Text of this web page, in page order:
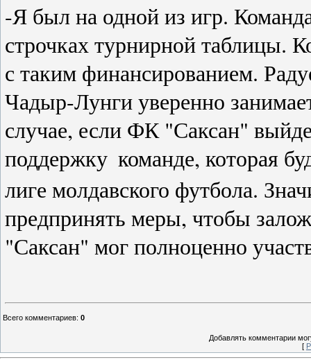
-Я был на одной из игр.
строчках турнирной таблицы.
с таким финансированием.
Чадыр-Лунги уверенно
случае, если ФК "Саксан"
поддержку команде, которая
лиге молдавского футбола.
предпринять меры, чтобы
"Саксан" мог полноценно
Всего комментариев: 0
Добавлять комментарии
[